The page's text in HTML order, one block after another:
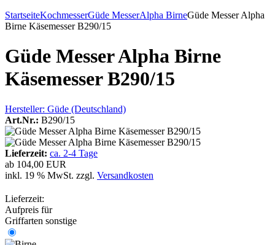
StartseiteKochmesserGüde MesserAlpha BirneGüde Messer Alpha
Birne Käsemesser B290/15
Güde Messer Alpha Birne
Käsemesser B290/15
Hersteller: Güde (Deutschland)
Art.Nr.: B290/15
Lieferzeit: ca. 2-4 Tage
ab 104,00 EUR
inkl. 19 % MwSt. zzgl. Versandkosten
Lieferzeit:
Aufpreis für
Griffarten sonstige